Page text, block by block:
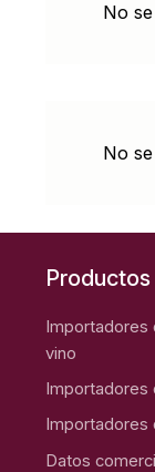
No
No
Productos
Importadores
vino
Importadores
Importadores
Datos